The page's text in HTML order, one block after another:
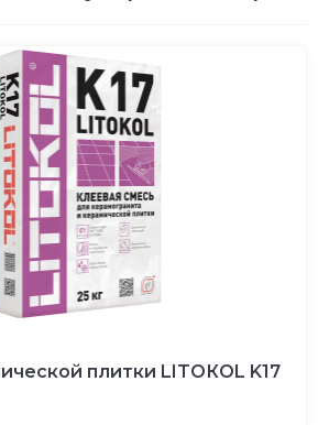
плитки LITOКOL K17